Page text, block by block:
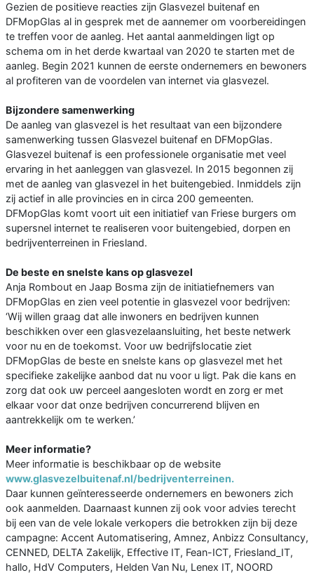
Gezien de positieve reacties zijn Glasvezel buitenaf en
DFMopGlas al in gesprek met de aannemer om voorbereidingen
te treffen voor de aanleg. Het aantal aanmeldingen ligt op
schema om in het derde kwartaal van 2020 te starten met de
aanleg. Begin 2021 kunnen de eerste ondernemers en bewoners
al profiteren van de voordelen van internet via glasvezel.
Bijzondere samenwerking
De aanleg van glasvezel is het resultaat van een bijzondere
samenwerking tussen Glasvezel buitenaf en DFMopGlas.
Glasvezel buitenaf is een professionele organisatie met veel
ervaring in het aanleggen van glasvezel. In 2015 begonnen zij
met de aanleg van glasvezel in het buitengebied. Inmiddels zijn
zij actief in alle provincies en in circa 200 gemeenten.
DFMopGlas komt voort uit een initiatief van Friese burgers om
supersnel internet te realiseren voor buitengebied, dorpen en
bedrijventerreinen in Friesland.
De beste en snelste kans op glasvezel
Anja Rombout en Jaap Bosma zijn de initiatiefnemers van
DFMopGlas en zien veel potentie in glasvezel voor bedrijven:
‘Wij willen graag dat alle inwoners en bedrijven kunnen
beschikken over een glasvezelaansluiting, het beste netwerk
voor nu en de toekomst. Voor uw bedrijfslocatie ziet
DFMopGlas de beste en snelste kans op glasvezel met het
specifieke zakelijke aanbod dat nu voor u ligt. Pak die kans en
zorg dat ook uw perceel aangesloten wordt en zorg er met
elkaar voor dat onze bedrijven concurrerend blijven en
aantrekkelijk om te werken.’
Meer informatie?
Meer informatie is beschikbaar op de website
www.glasvezelbuitenaf.nl/bedrijventerreinen.
Daar kunnen geïnteresseerde ondernemers en bewoners zich
ook aanmelden. Daarnaast kunnen zij ook voor advies terecht
bij een van de vele lokale verkopers die betrokken zijn bij deze
campagne: Accent Automatisering, Amnez, Anbizz Consultancy,
CENNED, DELTA Zakelijk, Effective IT, Fean-ICT, Friesland_IT,
hallo, HdV Computers, Helden Van Nu, Lenex IT, NOORD